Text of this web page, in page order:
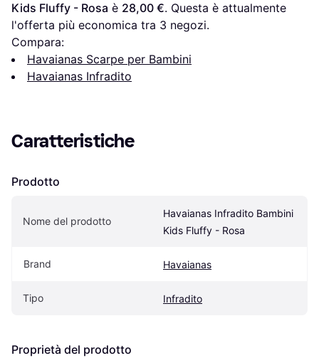
Kids Fluffy - Rosa è 28,00 €. Questa è attualmente
l'offerta più economica tra 3 negozi.
Compara:
Havaianas Scarpe per Bambini
Havaianas Infradito
Caratteristiche
Prodotto
Nome del prodotto
Havaianas Infradito Bambini
Kids Fluffy - Rosa
Brand Havaianas
Tipo Infradito
Proprietà del prodotto